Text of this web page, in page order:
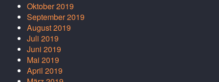
Oktober 2019
September 2019
August 2019
Juli 2019
Juni 2019
Mai 2019
April 2019